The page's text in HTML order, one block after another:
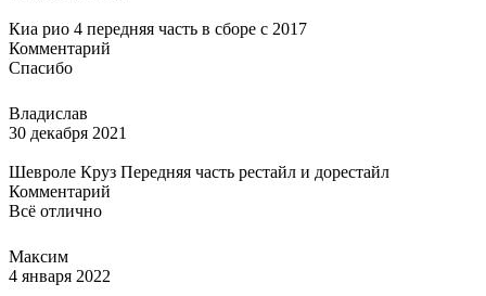
Киа рио 4 передняя часть в сборе с 2017
Комментарий
Спасибо
Владислав
30 декабря 2021
Шевроле Круз Передняя часть рестайл и дорестайл
Комментарий
Всё отлично
Максим
4 января 2022